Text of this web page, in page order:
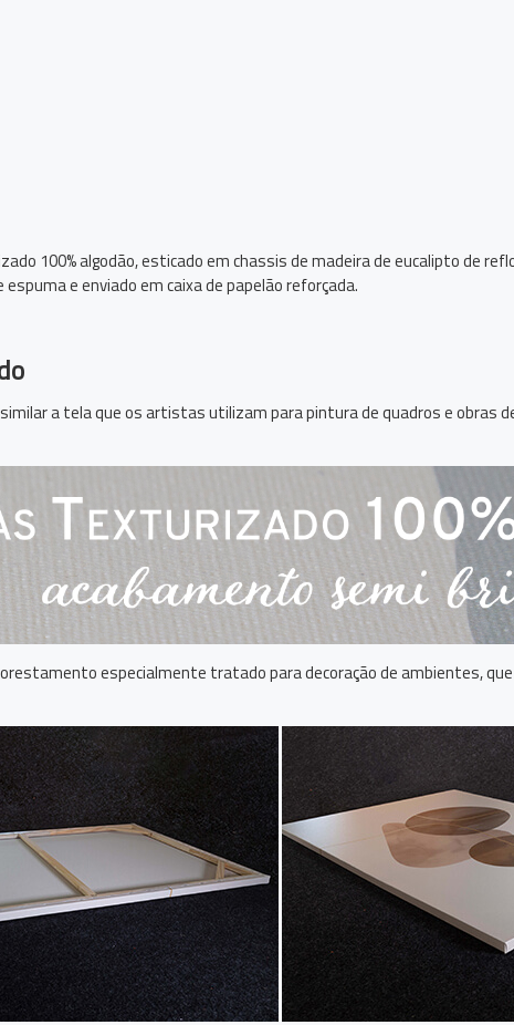
100% algodão, esticado em chassis de madeira de eucalipto de
e enviado em caixa de papelão reforçada.
a tela que os artistas utilizam para pintura de quadros e obras
especialmente tratado para decoração de ambientes,